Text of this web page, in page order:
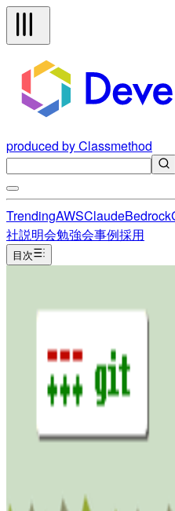
produced by Classmethod
TrendingAWSClaudeBedrock
社説明会勉強会事例採用
目次